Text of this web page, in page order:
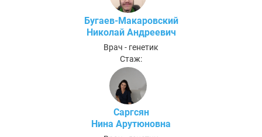
Бугаев-Макаровский
Николай Андреевич
Врач - генетик
Стаж:
Саргсян
Нина Арутюновна